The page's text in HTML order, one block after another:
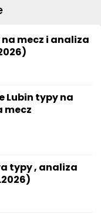
mecz i analiza
Lubin typy na
mecz
typy , analiza